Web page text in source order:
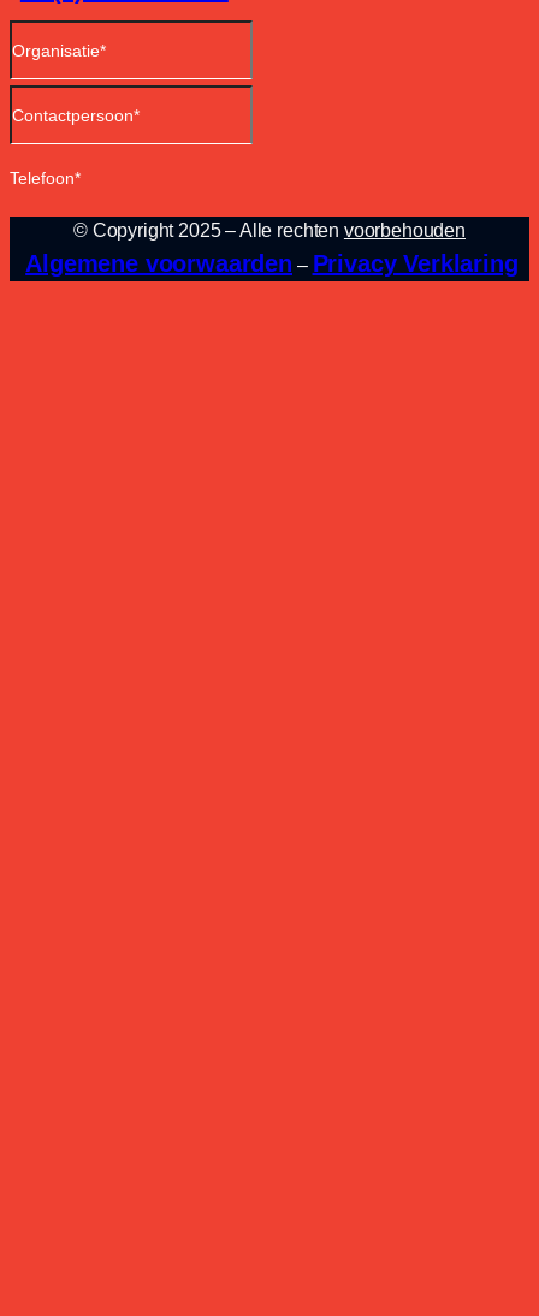
© Copyright 2025 – Alle rechten voorbehouden
Algemene voorwaarden – Privacy Verklaring